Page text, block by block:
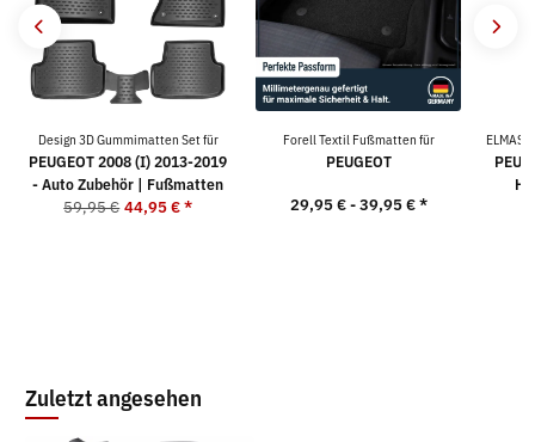
Design 3D Gummimatten Set für
PEUGEOT 2008 (I) 2013-2019
- Auto Zubehör | Fußmatten
59,95 € 44,95 €*
Forell Textil Fußmatten für
PEUGEOT
29,95 € -39,95 €*
Zuletzt angesehen